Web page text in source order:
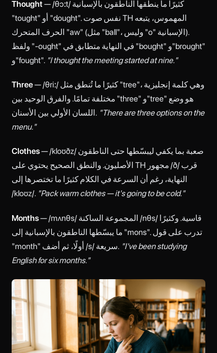
Thought— /θɔːt/ كثيرًا ما ينطقها الناطقون بالإسبانية
"tought" أو "dought". نفس صوت TH المهموس، يتبعه
الحرف المتحرك "aw" (مثل "ball"، وليس "o" الإسبانية).
ولفظ "-ought" في النهاية متطابق في "bought" و"brought"
و"fought". "I thought the meeting started at nine."
Three— /θriː/ كثيرًا ما تُنطق مثل "tree"، وهي كلمة إنجليزية
مختلفة تمامًا. والفرق الوحيد بين "three" و"tree" هو وضع
اللسان الأولي بين الأسنان. "There are three options on the
menu."
Clothes— /kloʊðz/ صعبة بما يكفي ليبسّطها حتى الناطقون
الأصليون. والنطق الصحيح يحتوي على TH مجهور /ð/ قرب
النهاية، رغم أن السرعة في الكلام كثيرًا ما تختصرها إلى
/kloʊz/. "Pack warm clothes — it's going to be cold."
Months— /mʌnθs/ المجموعة الساكنة /nθs/ قاسية. وكثيرًا
ما يبسّطها الناطقون بالإسبانية إلى "mons". تدرب على قول
"month" أولًا، ثم أضف /s/ سريعة. "I've been studying
English for six months."